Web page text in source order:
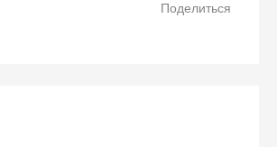
Поделиться